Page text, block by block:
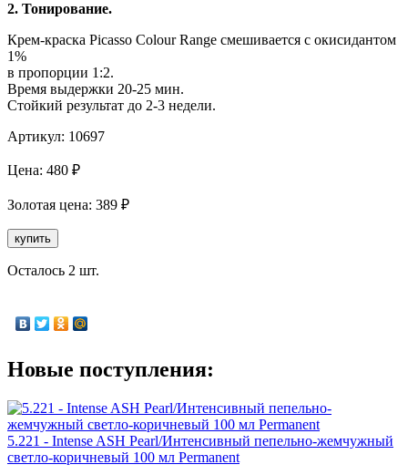
2. Тонирование.
Крем-краска Picasso Colour Range смешивается с окисидантом
1%
в пропорции 1:2.
Время выдержки 20-25 мин.
Стойкий результат до 2-3 недели.
Артикул: 10697
Цена: 480 ₽
Золотая цена: 389 ₽
купить
Осталось 2 шт.
Новые поступления:
5.221 - Intense ASH Pearl/Интенсивный пепельно-жемчужный
светло-коричневый 100 мл Рermanent